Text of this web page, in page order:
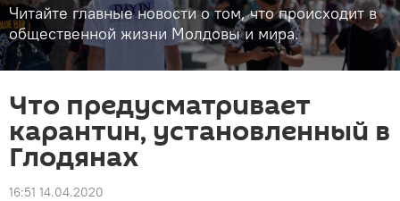
Читайте главные новости о том, что происходит в
общественной жизни Молдовы и мира.
Что предусматривает
карантин, установленный в
Глодянах
16:51 14.04.2020